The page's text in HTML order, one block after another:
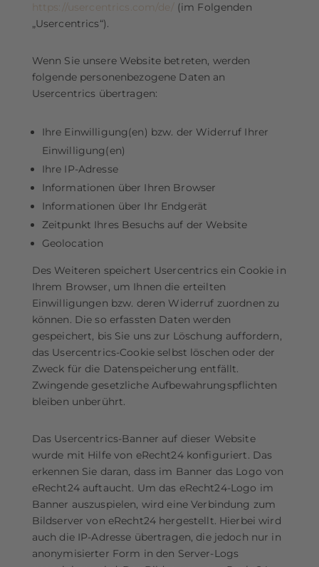
https://usercentrics.com/de/
(im Folgenden
„Usercentrics“).
Wenn Sie unsere Website betreten, werden
folgende personenbezogene Daten an
Usercentrics übertragen:
Ihre Einwilligung(en) bzw. der Widerruf Ihrer
Einwilligung(en)
Ihre IP-Adresse
Informationen über Ihren Browser
Informationen über Ihr Endgerät
Zeitpunkt Ihres Besuchs auf der Website
Geolocation
Des Weiteren speichert Usercentrics ein Cookie in
Ihrem Browser, um Ihnen die erteilten
Einwilligungen bzw. deren Widerruf zuordnen zu
können. Die so erfassten Daten werden
gespeichert, bis Sie uns zur Löschung auffordern,
das Usercentrics-Cookie selbst löschen oder der
Zweck für die Datenspeicherung entfällt.
Zwingende gesetzliche Aufbewahrungspflichten
bleiben unberührt.
Das Usercentrics-Banner auf dieser Website
wurde mit Hilfe von eRecht24 konfiguriert. Das
erkennen Sie daran, dass im Banner das Logo von
eRecht24 auftaucht. Um das eRecht24-Logo im
Banner auszuspielen, wird eine Verbindung zum
Bildserver von eRecht24 hergestellt. Hierbei wird
auch die IP-Adresse übertragen, die jedoch nur in
anonymisierter Form in den Server-Logs